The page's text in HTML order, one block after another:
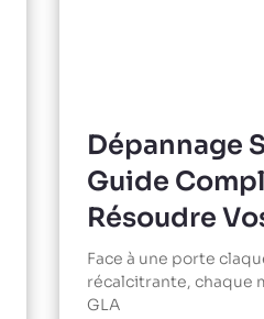
Dépannage
Guide
Résoudre
Face à une porte
récalcitrante, chaque
GLA